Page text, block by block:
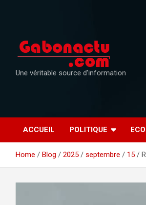
Une véritable source d'information
ACCUEIL POLITIQUE
Home Blog 2025 septembre 15